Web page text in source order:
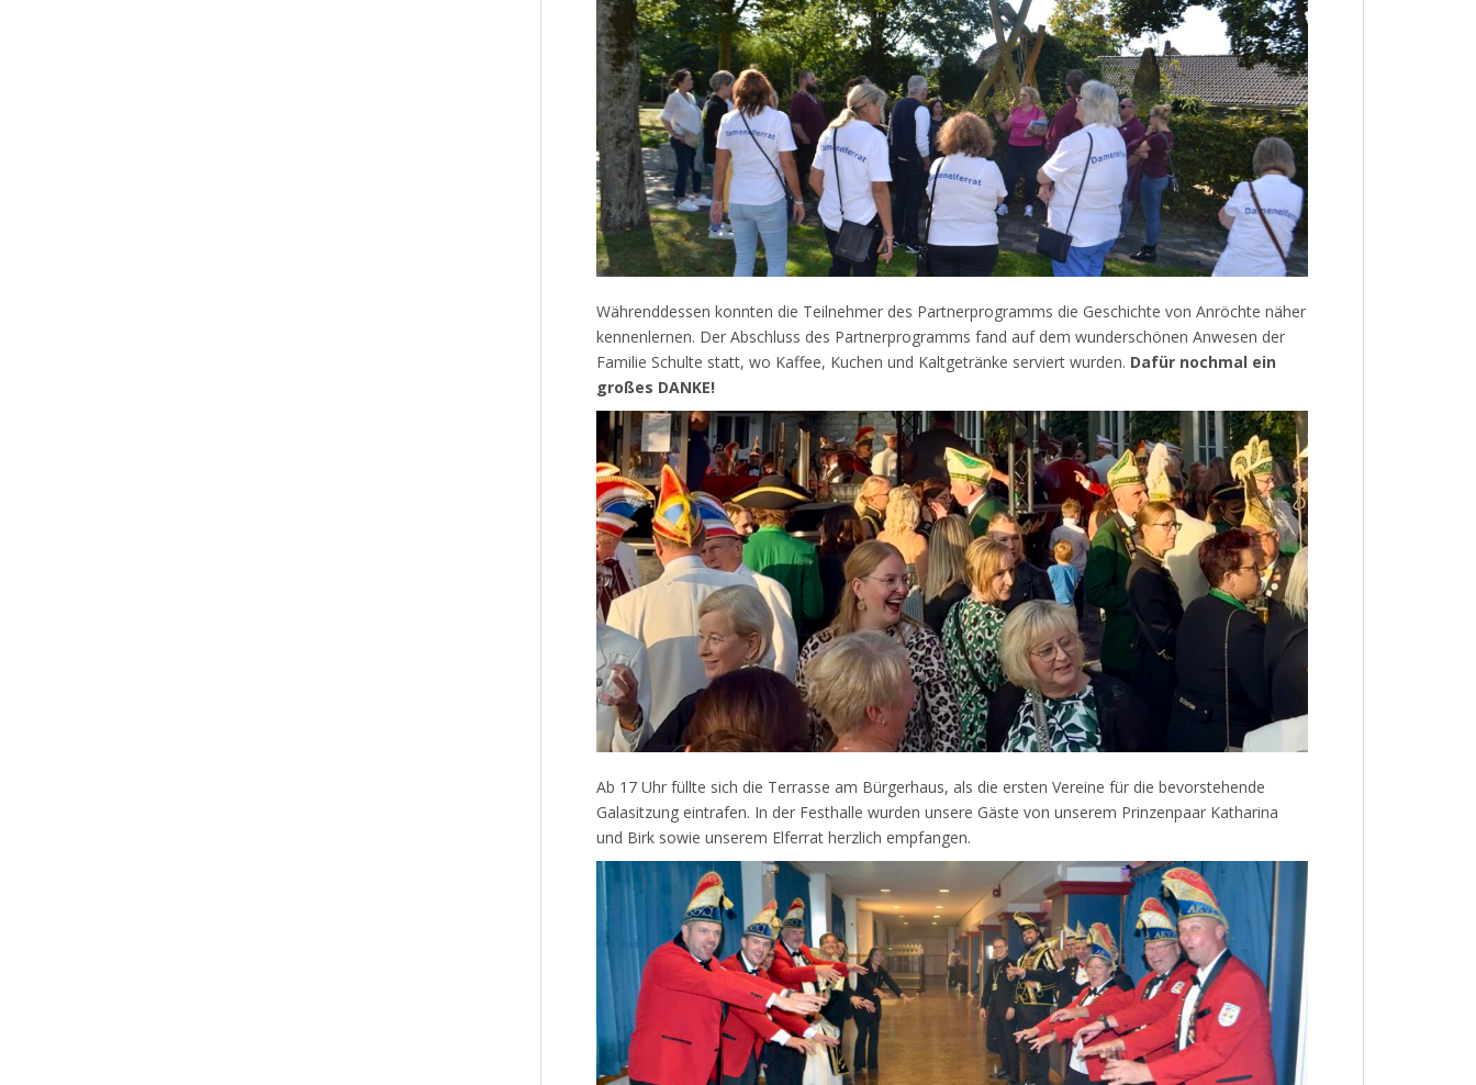
Währenddessen konnten die Teilnehmer des Partnerprogramms die Geschichte von Anröchte näher
kennenlernen. Der Abschluss des Partnerprogramms fand auf dem wunderschönen Anwesen der
Familie Schulte statt, wo Kaffee, Kuchen und Kaltgetränke serviert wurden. Dafür nochmal ein
großes DANKE!
Ab 17 Uhr füllte sich die Terrasse am Bürgerhaus, als die ersten Vereine für die bevorstehende
Galasitzung eintrafen. In der Festhalle wurden unsere Gäste von unserem Prinzenpaar Katharina
und Birk sowie unserem Elferrat herzlich empfangen.